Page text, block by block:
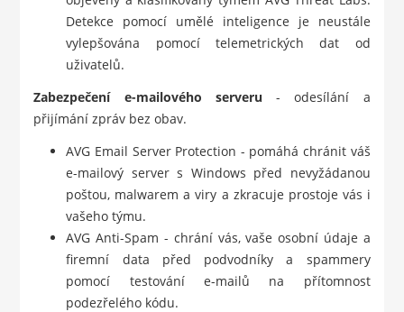
Detekce pomocí umělé inteligence je neustále
vylepšována pomocí telemetrických dat od
uživatelů.
Zabezpečení e-mailového serveru - odesílání a
přijímání zpráv bez obav.
AVG Email Server Protection - pomáhá chránit váš
e-mailový server s Windows před nevyžádanou
poštou, malwarem a viry a zkracuje prostoje vás i
vašeho týmu.
AVG Anti-Spam - chrání vás, vaše osobní údaje a
firemní data před podvodníky a spammery
pomocí testování e-mailů na přítomnost
podezřelého kódu.